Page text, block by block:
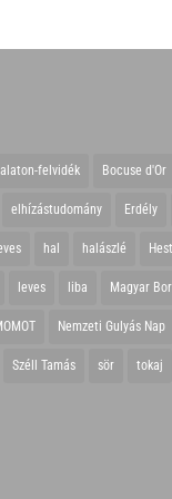
felvidék Bocuse d'Or
elhízástudomány Erdély
hal halászlé
leves liba Magyar
Nemzeti Gulyás Nap
Széll Tamás sör tokaj